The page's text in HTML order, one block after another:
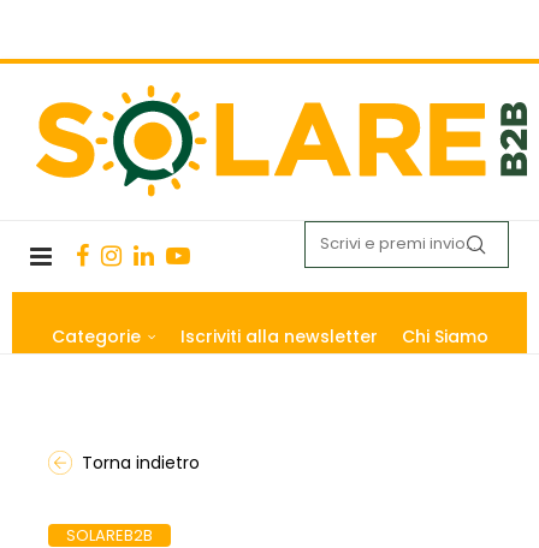
Categorie Iscriviti alla newsletter Chi Siamo
Torna indietro
SOLAREB2B